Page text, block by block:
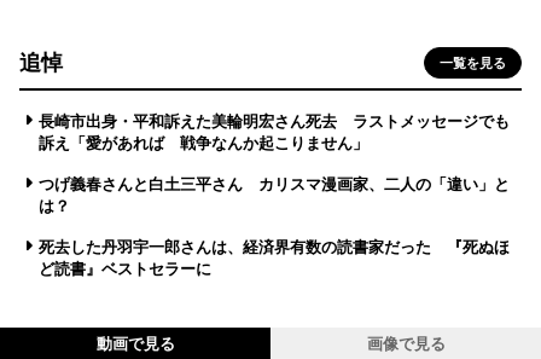
追悼 一覧を見る
長崎市出身・平和訴えた美輪明宏さん死去 ラストメッセージでも
訴え「愛があれば 戦争なんか起こりません」
つげ義春さんと白土三平さん カリスマ漫画家、二人の「違い」と
は？
死去した丹羽宇一郎さんは、経済界有数の読書家だった 『死ぬほ
ど読書』ベストセラーに
動画で見る 画像で見る